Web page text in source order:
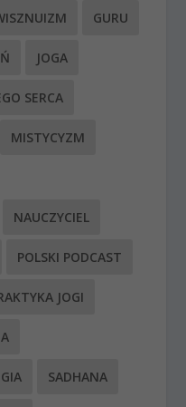
GURU
JOGA
SERCA
MISTYCYZM
NAUCZYCIEL
POLSKI PODCAST
JOGI
SADHANA